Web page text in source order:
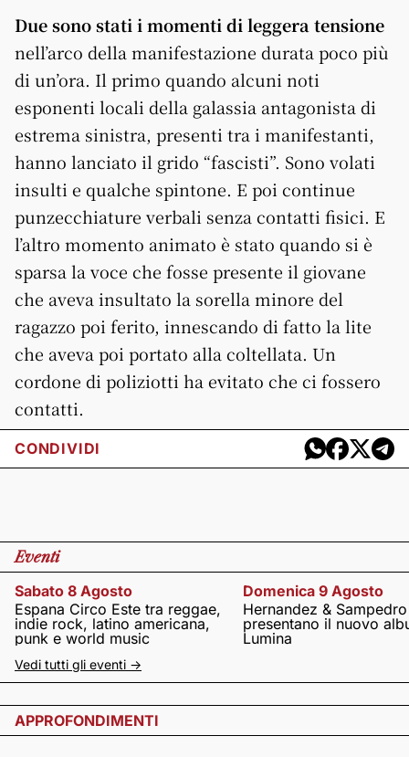
Due sono stati i momenti di leggera tensione
nell’arco della manifestazione durata poco più
di un’ora. Il primo quando alcuni noti
esponenti locali della galassia antagonista di
estrema sinistra, presenti tra i manifestanti,
hanno lanciato il grido “fascisti”. Sono volati
insulti e qualche spintone. E poi continue
punzecchiature verbali senza contatti fisici. E
l’altro momento animato è stato quando si è
sparsa la voce che fosse presente il giovane
che aveva insultato la sorella minore del
ragazzo poi ferito, innescando di fatto la lite
che aveva poi portato alla coltellata. Un
cordone di poliziotti ha evitato che ci fossero
contatti.
CONDIVIDI
Eventi
Sabato 8 Agosto
Espana Circo Este tra reggae,
indie rock, latino americana,
punk e world music
Domenica 9 Agosto
Hernandez & Sampedro
presentano il nuovo
Lumina
Vedi tutti gli eventi ->
APPROFONDIMENTI